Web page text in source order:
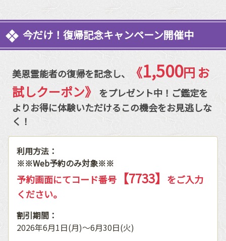
今だけ！復帰記念キャンペーン開催中
美恩霊能者の復帰を記念し、 《1,500円 お
試しクーポン》
をプレゼント中！ご鑑定を
よりお得に体験いただけるこの機会をお見逃しな
く！
利用方法：
※※Web予約のみ対象※※
予約画面にてコード番号 【7733】
をご入力
ください。
割引期間：
2026年6月1日(月)～6月30日(火)